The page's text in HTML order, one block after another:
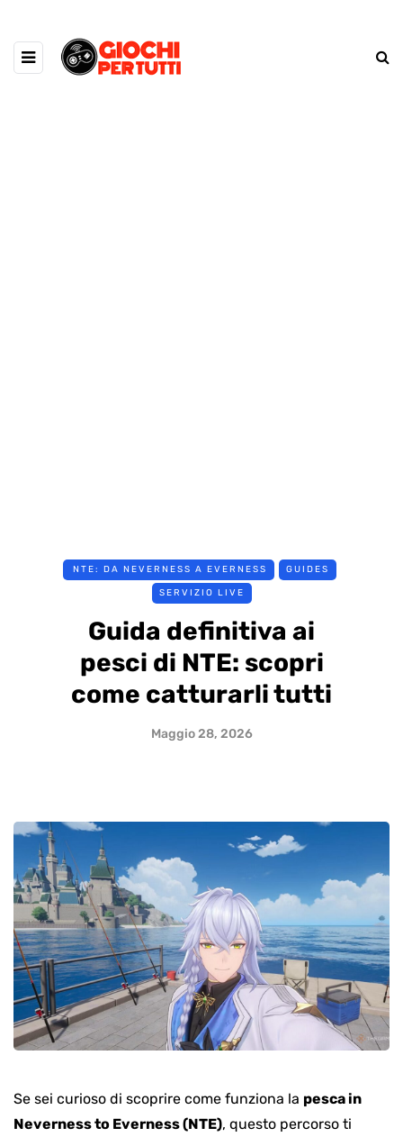
NTE: DA NEVERNESS A EVERNESS GUIDES
SERVIZIO LIVE
Guida definitiva ai
pesci di NTE: scopri
come catturarli tutti
Maggio 28, 2026
Se sei curioso di scoprire come funziona la pesca in
Neverness to Everness (NTE), questo percorso ti